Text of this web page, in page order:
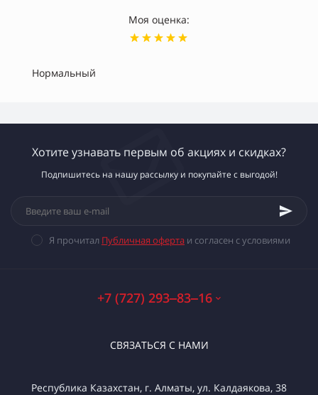
Моя оценка:
Нормальный
Хотите узнавать первым об акциях и скидках?
Подпишитесь на нашу рассылку и покупайте с выгодой!
Я прочитал Публичная оферта и согласен с условиями
+7 (727) 293‒83‒16
СВЯЗАТЬСЯ С НАМИ
Республика Казахстан, г. Алматы, ул. Калдаякова, 38